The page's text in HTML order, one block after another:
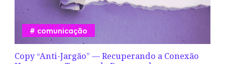
Copy “Anti-Jargão” — Recuperando a Conexão
comunicação